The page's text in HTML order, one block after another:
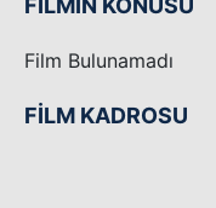
FİLMİN KONUSU
Film Bulunamadı
FİLM KADROSU